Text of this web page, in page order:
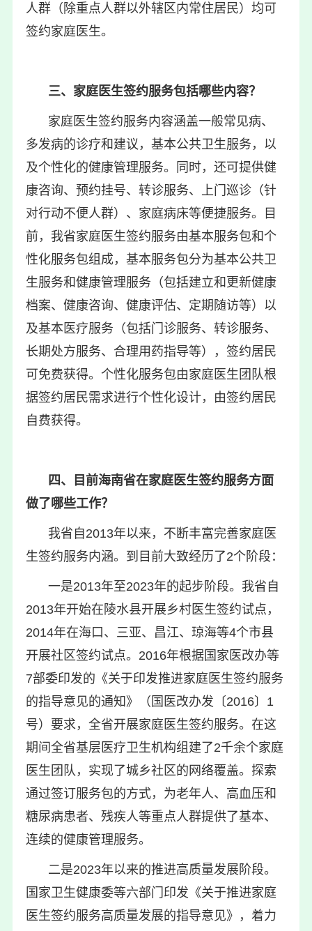
人群（除重点人群以外辖区内常住居民）均可
签约家庭医生。
三、家庭医生签约服务包括哪些内容？
家庭医生签约服务内容涵盖一般常见病、
多发病的诊疗和建议，基本公共卫生服务，以
及个性化的健康管理服务。同时，还可提供健
康咨询、预约挂号、转诊服务、上门巡诊（针
对行动不便人群）、家庭病床等便捷服务。目
前，我省家庭医生签约服务由基本服务包和个
性化服务包组成，基本服务包分为基本公共卫
生服务和健康管理服务（包括建立和更新健康
档案、健康咨询、健康评估、定期随访等）以
及基本医疗服务（包括门诊服务、转诊服务、
长期处方服务、合理用药指导等），签约居民
可免费获得。个性化服务包由家庭医生团队根
据签约居民需求进行个性化设计，由签约居民
自费获得。
四、目前海南省在家庭医生签约服务方面
做了哪些工作？
我省自2013年以来，不断丰富完善家庭医
生签约服务内涵。到目前大致经历了2个阶段：
一是2013年至2023年的起步阶段。我省自
2013年开始在陵水县开展乡村医生签约试点，
2014年在海口、三亚、昌江、琼海等4个市县
开展社区签约试点。2016年根据国家医改办等
7部委印发的《关于印发推进家庭医生签约服务
的指导意见的通知》（国医改办发〔2016〕1
号）要求，全省开展家庭医生签约服务。在这
期间全省基层医疗卫生机构组建了2千余个家庭
医生团队，实现了城乡社区的网络覆盖。探索
通过签订服务包的方式，为老年人、高血压和
糖尿病患者、残疾人等重点人群提供了基本、
连续的健康管理服务。
二是2023年以来的推进高质量发展阶段。
国家卫生健康委等六部门印发《关于推进家庭
医生签约服务高质量发展的指导意见》，着力